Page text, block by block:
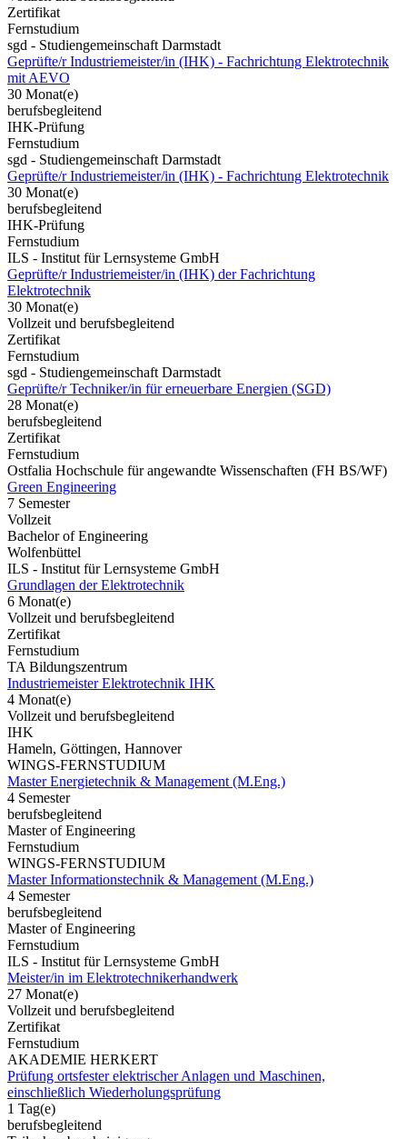
Zertifikat
Fernstudium
sgd - Studiengemeinschaft Darmstadt
Geprüfte/r Industriemeister/in (IHK) - Fachrichtung Elektrotechnik
mit AEVO
30 Monat(e)
berufsbegleitend
IHK-Prüfung
Fernstudium
sgd - Studiengemeinschaft Darmstadt
Geprüfte/r Industriemeister/in (IHK) - Fachrichtung Elektrotechnik
30 Monat(e)
berufsbegleitend
IHK-Prüfung
Fernstudium
ILS - Institut für Lernsysteme GmbH
Geprüfte/r Industriemeister/in (IHK) der Fachrichtung
Elektrotechnik
30 Monat(e)
Vollzeit und berufsbegleitend
Zertifikat
Fernstudium
sgd - Studiengemeinschaft Darmstadt
Geprüfte/r Techniker/in für erneuerbare Energien (SGD)
28 Monat(e)
berufsbegleitend
Zertifikat
Fernstudium
Ostfalia Hochschule für angewandte Wissenschaften (FH BS/WF)
Green Engineering
7 Semester
Vollzeit
Bachelor of Engineering
Wolfenbüttel
ILS - Institut für Lernsysteme GmbH
Grundlagen der Elektrotechnik
6 Monat(e)
Vollzeit und berufsbegleitend
Zertifikat
Fernstudium
TA Bildungszentrum
Industriemeister Elektrotechnik IHK
4 Monat(e)
Vollzeit und berufsbegleitend
IHK
Hameln, Göttingen, Hannover
WINGS-FERNSTUDIUM
Master Energietechnik & Management (M.Eng.)
4 Semester
berufsbegleitend
Master of Engineering
Fernstudium
WINGS-FERNSTUDIUM
Master Informationstechnik & Management (M.Eng.)
4 Semester
berufsbegleitend
Master of Engineering
Fernstudium
ILS - Institut für Lernsysteme GmbH
Meister/in im Elektrotechnikerhandwerk
27 Monat(e)
Vollzeit und berufsbegleitend
Zertifikat
Fernstudium
AKADEMIE HERKERT
Prüfung ortsfester elektrischer Anlagen und Maschinen,
einschließlich Wiederholungsprüfung
1 Tag(e)
berufsbegleitend